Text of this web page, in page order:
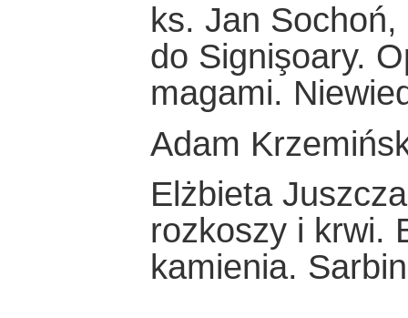
ks. Jan
do Signişoary.
magami.
Adam
Elżbieta
rozkoszy i krwi.
kamienia.